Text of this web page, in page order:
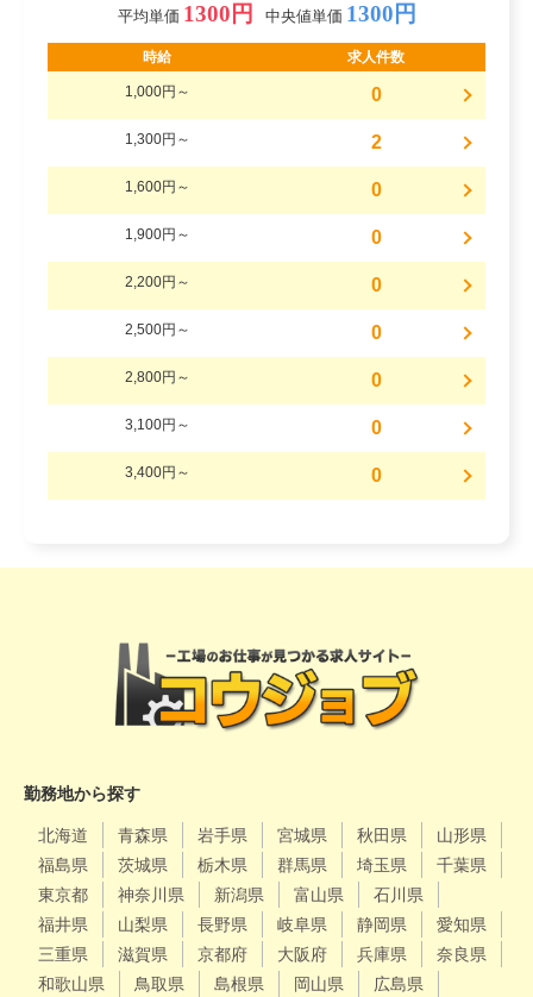
平均単価 1300円 中央値単価 1300円
時給 求人件数
1,000円～ 0
1,300円～ 2
1,600円～ 0
1,900円～ 0
2,200円～ 0
2,500円～ 0
2,800円～ 0
3,100円～ 0
3,400円～ 0
勤務地から探す
北海道 青森県 岩手県 宮城県 秋田県
山形県
福島県
茨城県 栃木県 群馬県 埼玉県
千葉県
東京都
神奈川県 新潟県 富山県
石川県
福井県
山梨県 長野県 岐阜県 静岡県
愛知県
三重県
滋賀県 京都府 大阪府 兵庫県
奈良県
和歌山県
鳥取県 島根県 岡山県
広島県